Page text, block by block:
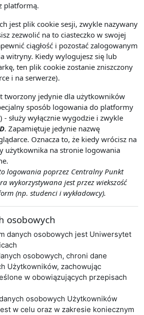
platformą.
jest plik cookie sesji, zwykle nazywany
zezwolić na to ciasteczko w swojej
ciągłość i pozostać zalogowanym
witryny. Kiedy wylogujesz się lub
ten plik cookie zostanie zniszczony
i na serwerze).
tworzony jedynie dla użytkowników
sposób logowania do platformy
służy wyłącznie wygodzie i zwykle
. Zapamiętuje jedynie nazwę
Oznacza to, że kiedy wrócisz na
użytkownika na stronie logowania
logowania poprzez Centralny Punkt
wykorzystywana jest przez wiekszość
(np. studenci i wykładowcy).
osobowych
danych osobowych jest Uniwersytet
osobowych, chroni dane
Użytkowników, zachowując
w obowiązujących przepisach
osobowych Użytkowników
w celu oraz w zakresie koniecznym